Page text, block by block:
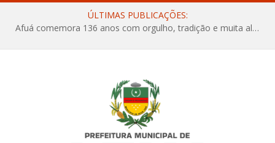
ÚLTIMAS PUBLICAÇÕES:
Afuá comemora 136 anos com orgulho, tradição e muita alegria na Quadra Dr. Nelson Salomão